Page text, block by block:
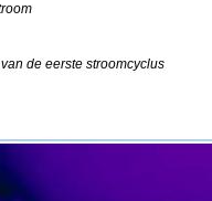
de eerste stroomcyclus